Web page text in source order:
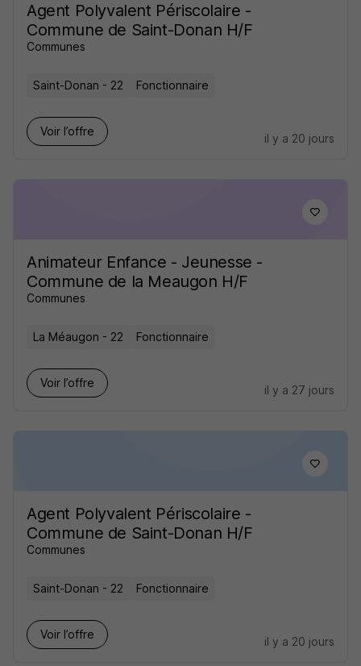
Agent Polyvalent Périscolaire -
Commune de Saint-Donan H/F
Communes
Saint-Donan - 22 Fonctionnaire
Voir l’offre
il y a 20 jours
Animateur Enfance - Jeunesse -
Commune de la Meaugon H/F
Communes
La Méaugon - 22 Fonctionnaire
Voir l’offre
il y a 27 jours
Agent Polyvalent Périscolaire -
Commune de Saint-Donan H/F
Communes
Saint-Donan - 22 Fonctionnaire
Voir l’offre
il y a 20 jours